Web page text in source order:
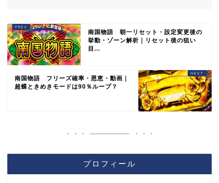
南国物語 朝一リセット・設定変更後の
挙動・ゾーン解析｜リセット後の狙い
目...
南国物語 フリーズ確率・恩恵・動画｜
超蝶ときめきモードは90％ループ？
プロフィール